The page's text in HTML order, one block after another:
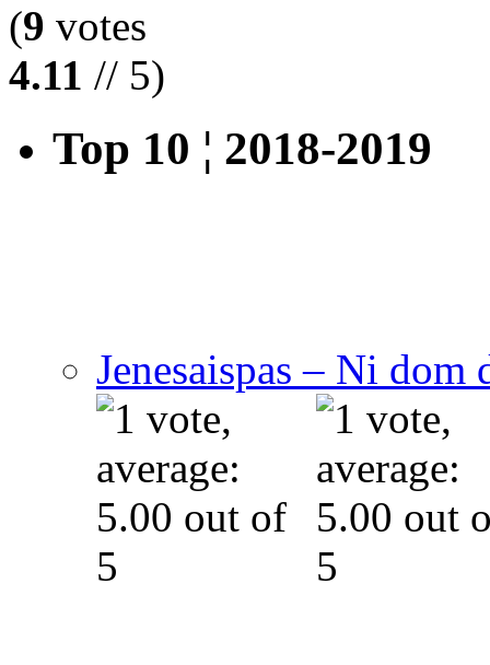
(9 votes
4.11 // 5)
Top 10 ¦ 2018-2019
Jenesaispas – Ni dom